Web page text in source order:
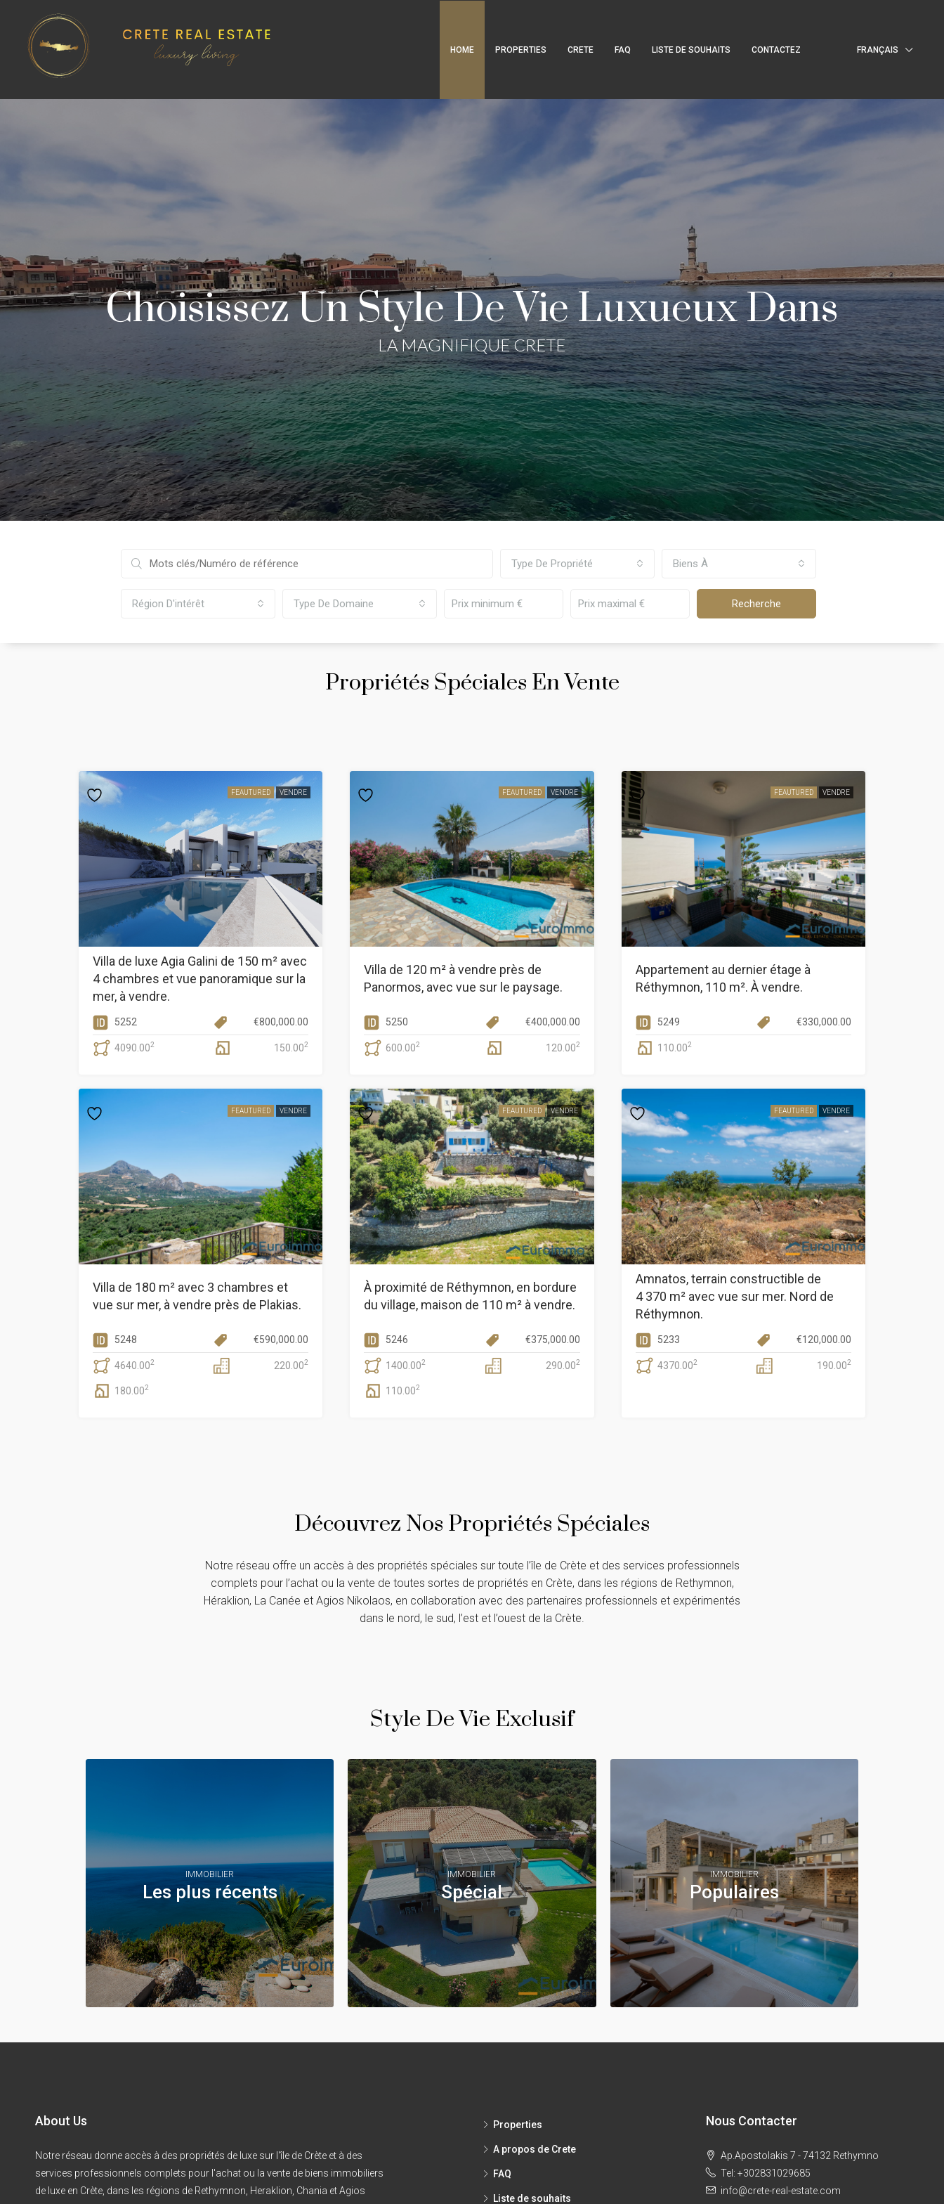
HOME PROPERTIES CRETE FAQ LISTE DE SOUHAITS CONTACTEZ FRANÇAIS
Choisissez Un Style De Vie Luxueux Dans
LA MAGNIFIQUE CRETE
Type De Propriété Biens À
Région D'intérêt Type De Domaine
Propriétés Spéciales En Vente
VENDRE
FEAUTURED
Villa de luxe Agia Galini de 150 m² avec
4 chambres et vue panoramique sur la
mer, à vendre.
5252 €800,000.00
4090.002 150.002
VENDRE
FEAUTURED
Villa de 120 m² à vendre près de
Panormos, avec vue sur le paysage.
5250 €400,000.00
600.002 120.002
VENDRE
FEAUTURED
Appartement au dernier étage à
Réthymnon, 110 m². À vendre.
5249 €330,000.00
110.002
VENDRE
FEAUTURED
Villa de 180 m² avec 3 chambres et
vue sur mer, à vendre près de Plakias.
5248 €590,000.00
4640.002 220.002
180.002
VENDRE
FEAUTURED
À proximité de Réthymnon, en bordure
du village, maison de 110 m² à vendre.
5246 €375,000.00
1400.002 290.002
110.002
VENDRE
FEAUTURED
Amnatos, terrain constructible de
4 370 m² avec vue sur mer. Nord de
Réthymnon.
5233 €120,000.00
4370.002 190.002
Découvrez Nos Propriétés Spéciales
Notre réseau offre un accès à des propriétés spéciales sur toute l’île de Crète et des services professionnels
complets pour l’achat ou la vente de toutes sortes de propriétés en Crète, dans les régions de Rethymnon,
Héraklion, La Canée et Agios Nikolaos, en collaboration avec des partenaires professionnels et expérimentés
dans le nord, le sud, l’est et l’ouest de la Crète.
Style De Vie Exclusif
IMMOBILIER
Les plus récents
IMMOBILIER
Spécial
IMMOBILIER
Populaires
About Us
Notre réseau donne accès à des propriétés de luxe sur l'île de Crète et à des
services professionnels complets pour l'achat ou la vente de biens immobiliers
de luxe en Crète, dans les régions de Rethymnon, Heraklion, Chania et Agios
Properties
A propos de Crete
FAQ
Liste de souhaits
Nous Contacter
Ap.Apostolakis 7 - 74132 Rethymno
Tel: +302831029685
info@crete-real-estate.com